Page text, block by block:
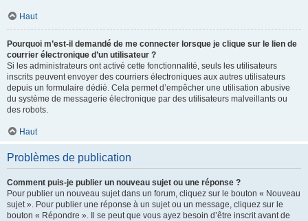
Haut
Pourquoi m’est-il demandé de me connecter lorsque je clique sur le lien de
courrier électronique d’un utilisateur ?
Si les administrateurs ont activé cette fonctionnalité, seuls les utilisateurs
inscrits peuvent envoyer des courriers électroniques aux autres utilisateurs
depuis un formulaire dédié. Cela permet d’empêcher une utilisation abusive
du système de messagerie électronique par des utilisateurs malveillants ou
des robots.
Haut
Problèmes de publication
Comment puis-je publier un nouveau sujet ou une réponse ?
Pour publier un nouveau sujet dans un forum, cliquez sur le bouton « Nouveau
sujet ». Pour publier une réponse à un sujet ou un message, cliquez sur le
bouton « Répondre ». Il se peut que vous ayez besoin d’être inscrit avant de